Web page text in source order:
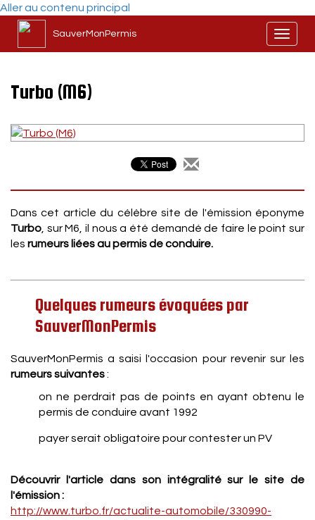
Aller au contenu principal
SauverMonPermis
Turbo (M6)
Dans cet article du célèbre site de l'émission éponyme
Turbo , sur M6, il nous a été demandé de faire le point sur
les rumeurs liées au permis de conduire.
Quelques rumeurs évoquées par
SauverMonPermis
SauverMonPermis a saisi l'occasion pour revenir sur les
rumeurs suivantes:
on ne perdrait pas de points en ayant obtenu le
permis de conduire avant 1992
payer serait obligatoire pour contester un PV
Découvrir l'article dans son intégralité sur le site de
l'émission :
http://www.turbo.fr/actualite-automobile/330990-